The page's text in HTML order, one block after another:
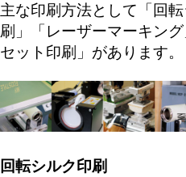
主な印刷方法として「回
刷 」「 レーザーマーキング
セット印刷 」があります。
回転シルク印刷